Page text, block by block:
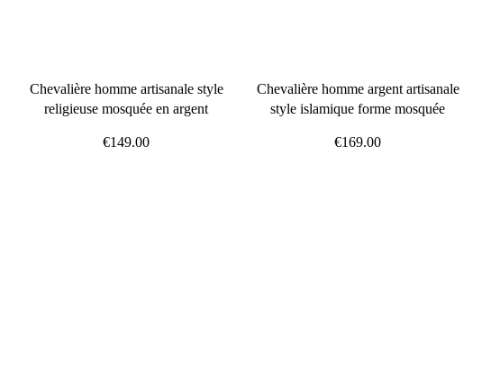
Chevalière homme artisanale style
religieuse mosquée en argent
€149.00
Chevalière homme argent artisanale
style islamique forme mosquée
€169.00